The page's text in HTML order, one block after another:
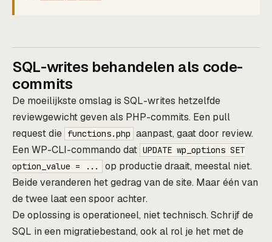
SQL-writes behandelen als code-
commits
De moeilijkste omslag is SQL-writes hetzelfde
reviewgewicht geven als PHP-commits. Een pull
request die functions.php aanpast, gaat door review.
Een WP-CLI-commando dat UPDATE wp_options SET
option_value = ...
op productie draait, meestal niet.
Beide veranderen het gedrag van de site. Maar één van
de twee laat een spoor achter.
De oplossing is operationeel, niet technisch. Schrijf de
SQL in een migratiebestand, ook al rol je het met de